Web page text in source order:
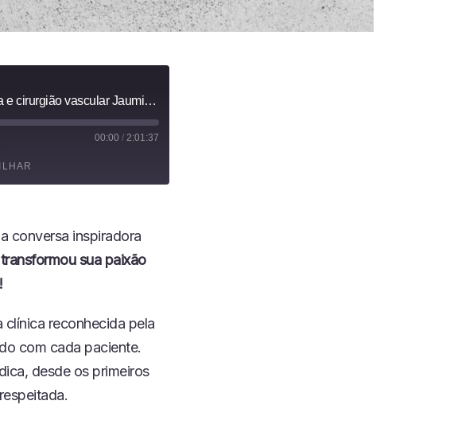
Business Rock entrevista o angiologista e cirurgião vascular Jaumir Lourenço
00:00 / 2:01:37
conversa inspiradora
sua paixão
clínica reconhecida pela
com cada paciente.
desde os primeiros